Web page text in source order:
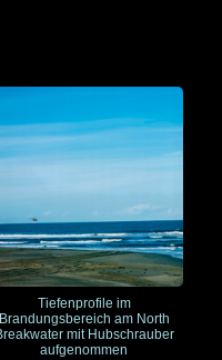
Tiefenprofile im
Brandungsbereich am North
mit Hubschrauber
aufgenommen